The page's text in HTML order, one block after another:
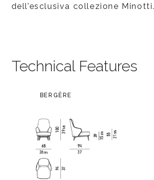
dell’esclusiva collezione Minotti.
Technical Features
BERGÈRE